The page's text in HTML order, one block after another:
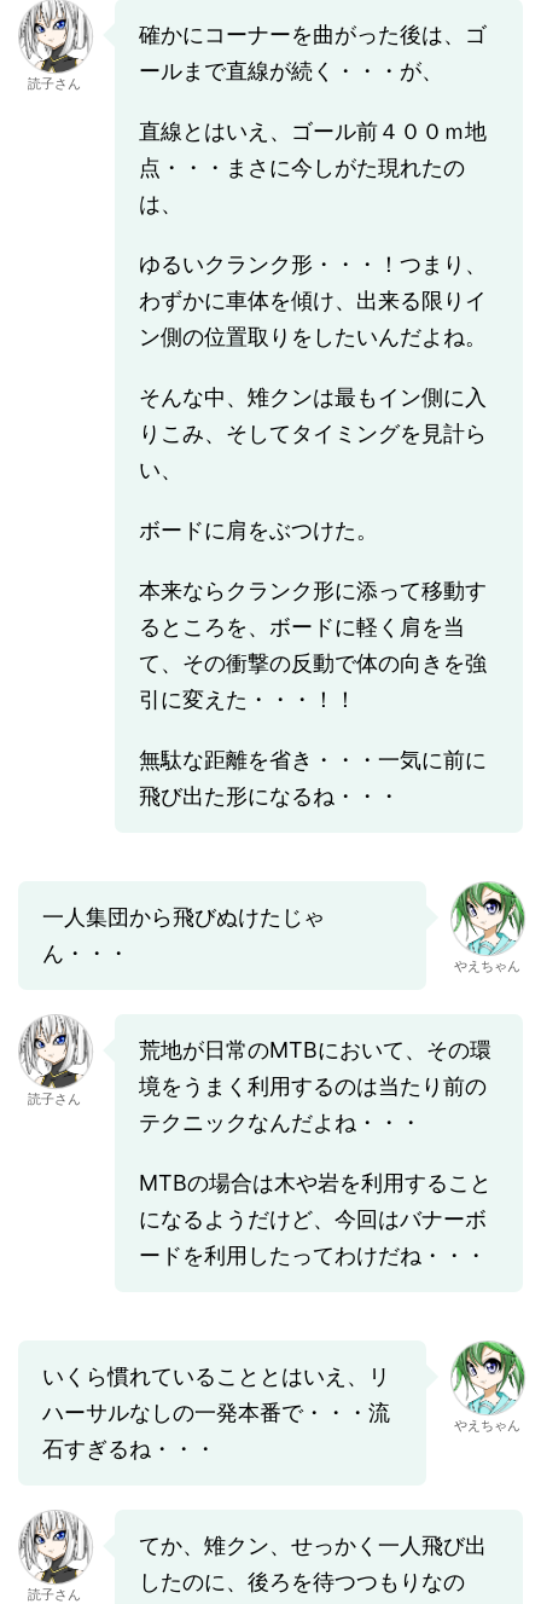
読子さん
確かにコーナーを曲がった後は、ゴ
ールまで直線が続く・・・が、
直線とはいえ、ゴール前４００ｍ地
点・・・まさに今しがた現れたの
は、
ゆるいクランク形・・・！つまり、
わずかに車体を傾け、出来る限りイ
ン側の位置取りをしたいんだよね。
そんな中、雉クンは最もイン側に入
りこみ、そしてタイミングを見計ら
い、
ボードに肩をぶつけた。
本来ならクランク形に添って移動す
るところを、ボードに軽く肩を当
て、その衝撃の反動で体の向きを強
引に変えた・・・！！
無駄な距離を省き・・・一気に前に
飛び出た形になるね・・・
一人集団から飛びぬけたじゃ
ん・・・
やえちゃん
読子さん
荒地が日常のMTBにおいて、その環
境をうまく利用するのは当たり前の
テクニックなんだよね・・・
MTBの場合は木や岩を利用すること
になるようだけど、今回はバナーボ
ードを利用したってわけだね・・・
いくら慣れていることとはいえ、リ
ハーサルなしの一発本番で・・・流
石すぎるね・・・
やえちゃん
読子さん
てか、雉クン、せっかく一人飛び出
したのに、後ろを待つつもりなの